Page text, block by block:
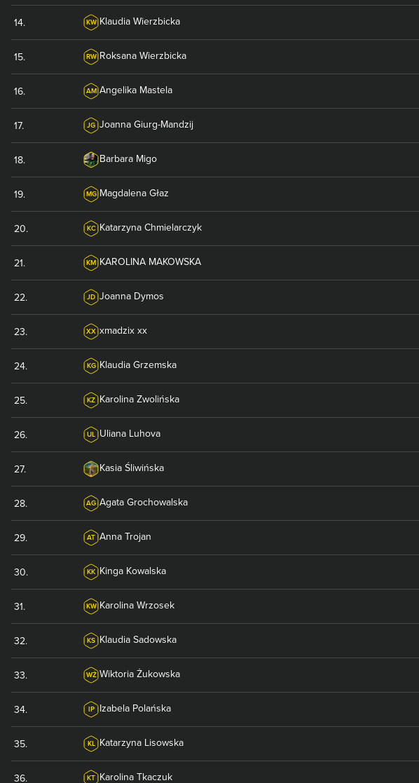
14. KW Klaudia Wierzbicka
15. RW Roksana Wierzbicka
16. AM Angelika Mastela
17. JG Joanna Giurg-Mandzij
18. Barbara Migo
19. MG Magdalena Głaz
20. KC Katarzyna Chmielarczyk
21. KM KAROLINA MAKOWSKA
22. JD Joanna Dymos
23. XX xmadzix xx
24. KG Klaudia Grzemska
25. KZ Karolina Zwolińska
26. UL Uliana Luhova
27. Kasia Śliwińska
28. AG Agata Grochowalska
29. AT Anna Trojan
30. KK Kinga Kowalska
31. KW Karolina Wrzosek
32. KS Klaudia Sadowska
33. WŻ Wiktoria Żukowska
34. IP Izabela Polańska
35. KL Katarzyna Lisowska
36. KT Karolina Tkaczuk